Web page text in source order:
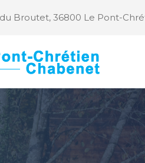
Broutet, 36800 Le Pont-